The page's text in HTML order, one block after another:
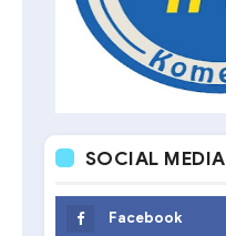
SOCIAL MEDIA
Facebook